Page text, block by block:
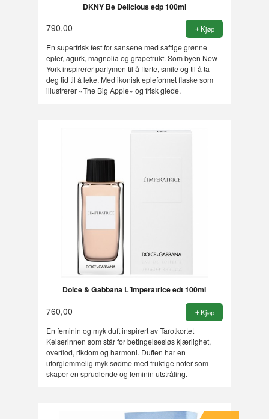
DKNY Be Delicious edp 100ml
790,00 Kjøp
En superfrisk fest for sansene med saftige grønne
epler, agurk, magnolia og grapefrukt. Som byen New
York inspirerer parfymen til å flørte, smile og til å ta
deg tid til å leke. Med ikonisk epleformet flaske som
illustrerer «The Big Apple» og frisk glede.
Dolce & Gabbana L´Imperatrice edt 100ml
760,00 Kjøp
En feminin og myk duft inspirert av Tarotkortet
Keiserinnen som står for betingelsesløs kjærlighet,
overflod, rikdom og harmoni. Duften har en
uforglemmelig myk sødme med fruktige noter som
skaper en sprudlende og feminin utstråling.